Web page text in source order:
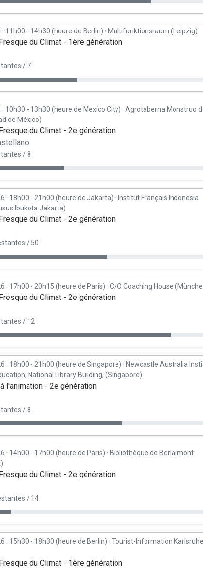
· 11h00 - 14h30 (heure de Berlin) · Multifunktionsraum (Leipzig)
du Climat - 1ère génération
/ 7
· 10h30 - 13h30 (heure de Mexico City) · Agrotaberna Monstruo
de México)
du Climat - 2e génération
/ 8
· 18h00 - 21h00 (heure de Jakarta) · Institut Français Indonesia
Ibukota Jakarta)
du Climat - 2e génération
/ 50
· 17h00 - 20h15 (heure de Paris) · C/O Coaching House
du Climat - 2e génération
/ 12
· 18h00 - 21h00 (heure de Singapore) · Newcastle Australia
National Library Building, (Singapore)
l'animation - 2e génération
/ 8
· 14h00 - 17h00 (heure de Paris) · Bibliothèque de Berlaimont
du Climat - 2e génération
/ 14
· 15h30 - 18h30 (heure de Berlin) · Tourist-Information Karlsruhe
du Climat - 1ère génération